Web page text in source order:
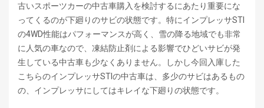
古いスポーツカーの中古車購入を検討するにあたり重要にな
ってくるのが下廻りのサビの状態です。特にインプレッサSTI
の4WD性能はパフォーマンスが高く、雪の降る地域でも非常
に人気の車なので、凍結防止剤による影響でひどいサビが発
生している中古車も少なくありません。しかし今回入庫した
こちらのインプレッサSTIの中古車は、多少のサビはあるもの
の、インプレッサにしてはキレイな下廻りの状態です。